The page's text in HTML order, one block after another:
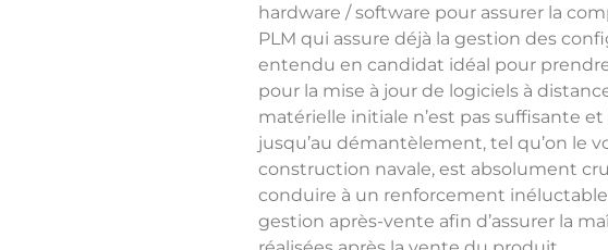
hardware / software pour assurer la
PLM qui assure déjà la gestion des
entendu en candidat idéal pour
pour la mise à jour de logiciels à
matérielle initiale n’est pas suffisante
jusqu’au démantèlement, tel qu’on le
construction navale, est absolument
conduire à un renforcement
gestion après-vente afin d’assurer la